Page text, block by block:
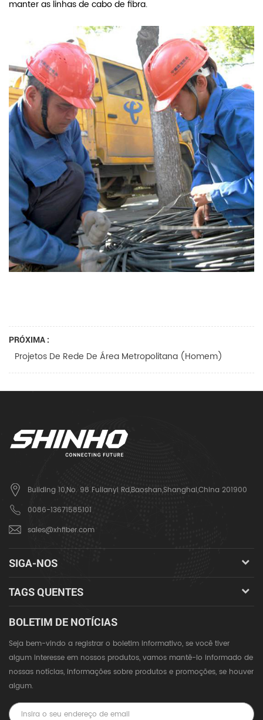
manter as linhas de cabo de fibra.
PRÓXIMA :
Projetos De Rede De Área Metropolitana (homem)
Building 10,No. 98 Fulianyi Rd,Baoshan,Shanghai,China 201900
0086-13671585101
sales@xhfiber.com
SIGA-NOS
TAGS QUENTES
BOLETIM DE NOTÍCIAS
Seja bem-vindo a registrar o boletim informativo, se você tiver
algum interesse em nossos produtos, vamos mantê-lo informado de
nossas notícias, informações sobre produtos e promoções, se houver
algum.